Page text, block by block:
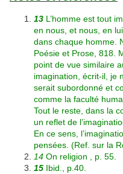
13 L’homme est tout
en nous, et nous, en
dans chaque homme.
Poésie et Prose, 818.
point de vue similaire
imagination, écrit-il, je
serait subordonné et
comme la faculté
Tout le reste, dans la
un reflet de
En ce sens,
pensées. (Ref. sur la
14 On religion , p. 55.
15 Ibid., p.40.